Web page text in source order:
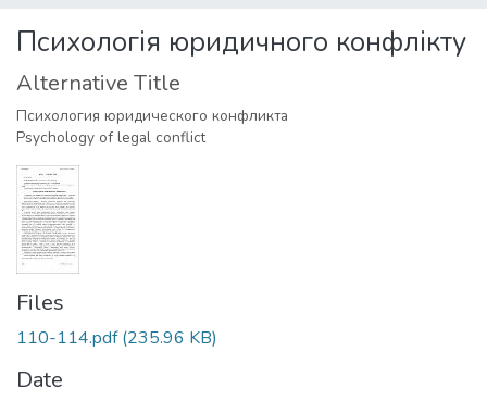
Statistics
Психологія юридичного конфлікту
Alternative Title
Психология юридического конфликта
Psychology of legal conflict
Files
110-114.pdf(235.96 KB)
Date